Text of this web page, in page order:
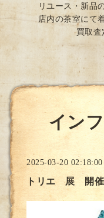
リユース・新品
店内の茶室にて
買取査
イン
2025-03-20 02:18:00
トリエ 展 開催